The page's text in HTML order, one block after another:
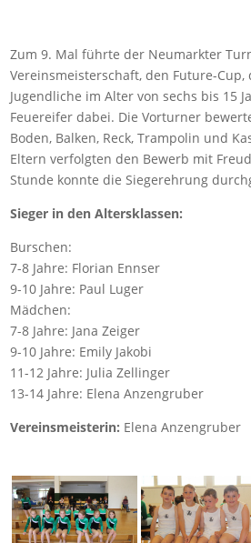
Zum 9. Mal führte der Neumarkter
Vereinsmeisterschaft, den Future-Cup,
Jugendliche im Alter von sechs bis 15
Feuereifer dabei. Die Vorturner
Boden, Balken, Reck, Trampolin und
Eltern verfolgten den Bewerb mit
Stunde konnte die Siegerehrung
Sieger in den Altersklassen:
Burschen:
7-8 Jahre: Florian Ennser
9-10 Jahre: Paul Luger
Mädchen:
7-8 Jahre: Jana Zeiger
9-10 Jahre: Emily Jakobi
11-12 Jahre: Julia Zellinger
13-14 Jahre: Elena Anzengruber
Vereinsmeisterin: Elena Anzengruber